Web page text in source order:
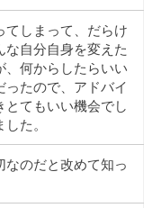
てしまって、だらけ
な自分自身を変えた
、何からしたらいい
ったので、アドバイ
とてもいい機会でし
た。
なのだと改めて知っ